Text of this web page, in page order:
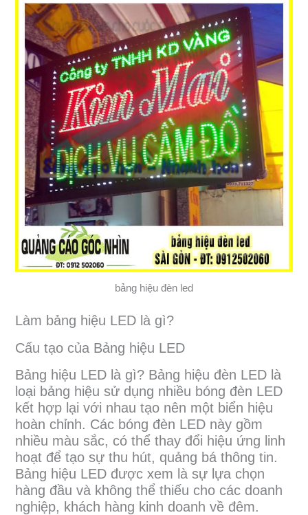
bảng hiệu đèn led
Làm bảng hiệu LED là gì?
Cấu tạo của Bảng hiệu LED
Bảng hiệu LED là gì? Bảng hiệu đèn LED là
loại bảng hiệu sử dụng nhiều bóng đèn LED
kết hợp lại với nhau tạo nên một biển hiệu
hoàn chỉnh. Các bóng đèn LED này gồm
nhiều màu sắc, có thể thay đổi hiệu ứng linh
hoạt để tạo sự thu hút, quảng bá thông tin.
Bảng hiệu LED được xem là sự lựa chọn
hàng đầu và không thể thiếu cho các doanh
nghiệp, khách hàng kinh doanh về đêm.